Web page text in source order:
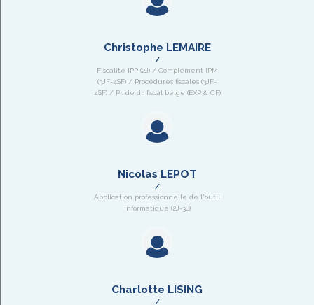
Christophe LEMAIRE
Fiscalité IPP (2J) / Complément IPM
(3JF-4SF) / Procédures fiscales (3JF-
4SF) / Pr. de dr. fiscal belge (EXP & CF)
Nicolas LEPOT
Application professionnelle de l'outil
informatique (2J-3S)
Charlotte LISING